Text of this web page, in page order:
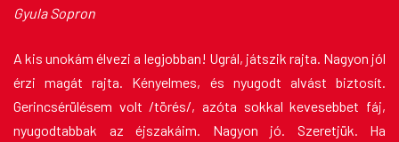
Gyula Sopron
A kis unokám élvezi a legjobban! Ugrál, játszik rajta. Nagyon jól
érzi magát rajta. Kényelmes, és nyugodt alvást biztosít.
Gerincsérülésem volt /törés/, azóta sokkal kevesebbet fáj,
nyugodtabbak az éjszakáim. Nagyon jó. Szeretjük. Ha